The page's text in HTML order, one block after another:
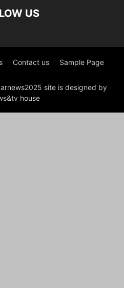
US
Contact us Sample Page
site is designed by
house